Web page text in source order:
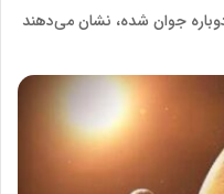
جوان شده، نشان می‌دهند